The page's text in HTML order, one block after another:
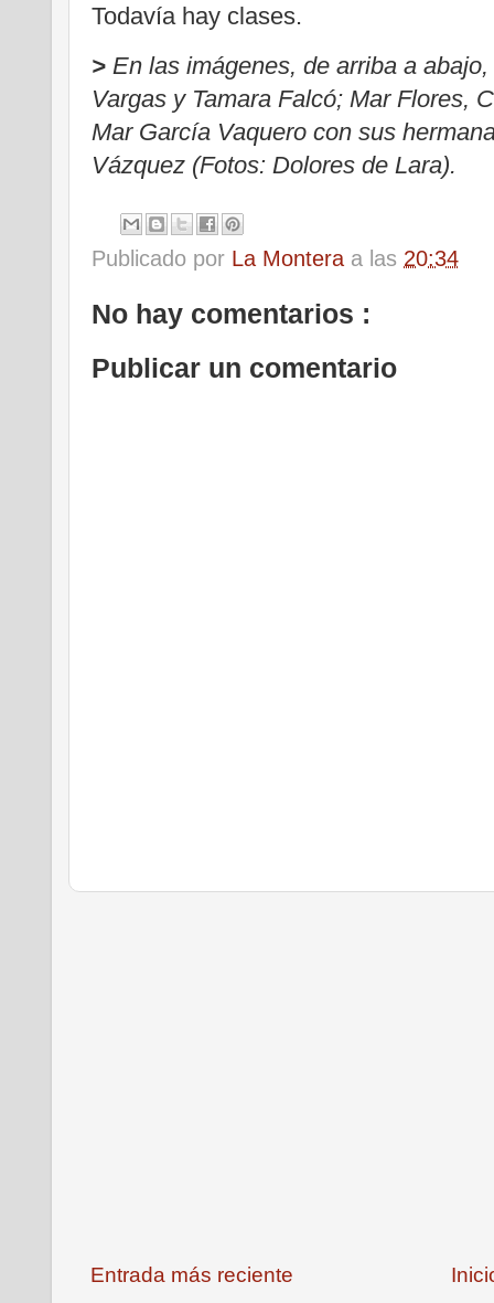
Todavía hay clases.
> En las imágenes, de arriba a
Vargas y Tamara Falcó; Mar Flores,
Mar García Vaquero con sus
Vázquez (Fotos: Dolores de Lara).
Publicado por La Montera a las 20:34
No hay comentarios :
Publicar un comentario
Entrada más reciente